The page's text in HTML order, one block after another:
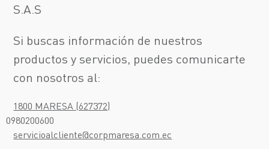
¡Escríbenos!
S.A.S
Si buscas información de nuestros
productos y servicios, puedes comunicarte
con nosotros al:
1800 MARESA (627372)
0980200600
servicioalcliente@corpmaresa.com.ec